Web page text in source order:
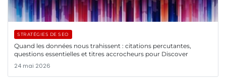
STRATÉGIES DE SEO
Quand les données nous trahissent : citations percutantes,
questions essentielles et titres accrocheurs pour Discover
24 mai 2026